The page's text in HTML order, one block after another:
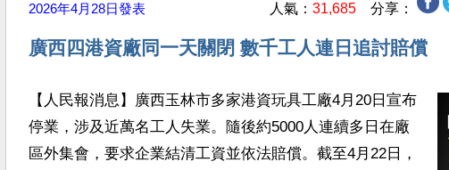
2026年4月28日發表 人氣： 31,685 分享：
廣西四港資廠同一天關閉 數千工人連日追討賠償
【人民報消息】廣西玉林市多家港資玩具工廠4月20日宣布
停業，涉及近萬名工人失業。隨後約5000人連續多日在廠
區外集會，要求企業結清工資並依法賠償。截至4月22日，